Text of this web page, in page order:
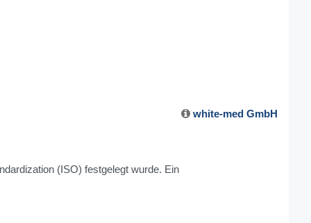
white-med GmbH
(ISO) festgelegt wurde. Ein